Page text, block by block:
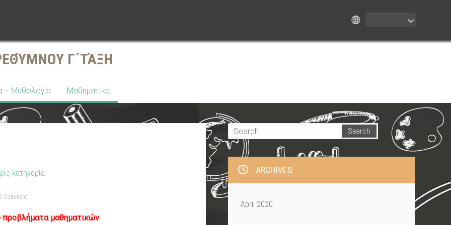
Γ΄ΤΆΞΗ
– Μυθολογία Μαθηματικά
κατηγορία
0 Comment
μαθηματικών
ARCHIVES
April 2020